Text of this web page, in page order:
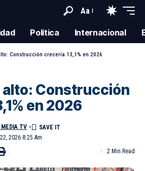
Aa
Política Internacional
Construcción crecería 13,1% en 2026
alto: Construcción
en 2026
2026 8:25 Am
MEDIA TV
2 Min Read